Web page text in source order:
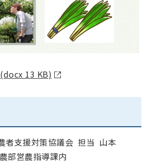
13 KB)
者支援対策協議会 担当 山本
部営農指導課内